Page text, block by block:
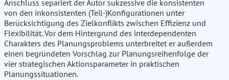
Anschluss separiert der Autor sukzessive die konsistenten
von den inkonsistenten (Teil-)Konfigurationen unter
Berücksichtigung des Zielkonflikts zwischen Effizienz und
Flexibilität. Vor dem Hintergrund des interdependenten
Charakters des Planungsproblems unterbreitet er außerdem
einen begründeten Vorschlag zur Planungsreihenfolge der
vier strategischen Aktionsparameter in praktischen
Planungssituationen.